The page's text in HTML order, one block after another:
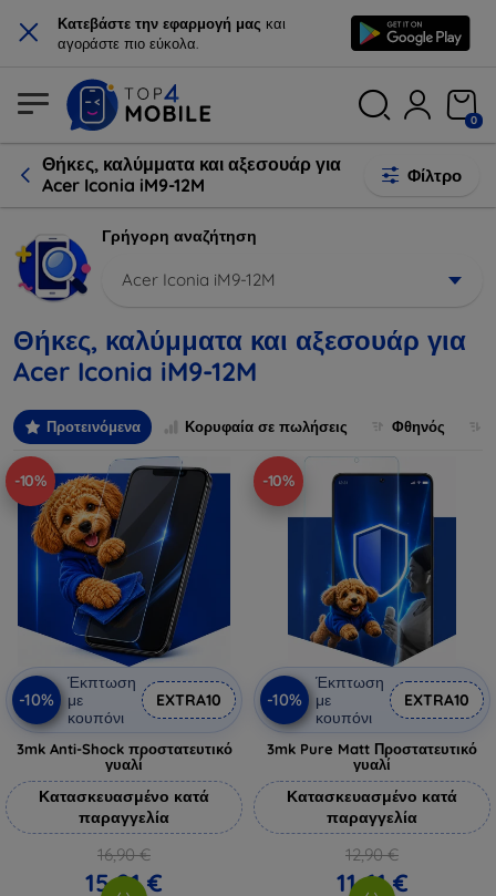
× Κατεβάστε την εφαρμογή μας και
αγοράστε πιο εύκολα.
0
Θήκες, καλύμματα και αξεσουάρ για
Acer Iconia iM9-12M
Φίλτρο
Γρήγορη αναζήτηση
Acer Iconia iM9-12M
Θήκες, καλύμματα και αξεσουάρ για
Acer Iconia iM9-12M
Προτεινόμενα Κορυφαία σε πωλήσεις Φθηνός
-10%
-10%
Έκπτωση
με
κουπόνι
EXTRA10
3mk Anti-Shock προστατευτικό
γυαλί
Κατασκευασμένο κατά
παραγγελία
16,90 €
15,21 €
-10%
-10%
Έκπτωση
με
κουπόνι
EXTRA10
3mk Pure Matt Προστατευτικό
γυαλί
Κατασκευασμένο κατά
παραγγελία
12,90 €
11,61 €